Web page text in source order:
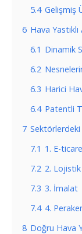
5.4 Gelişmiş
6 Hava
6.1 Dinamik
6.2
6.3 Harici
6.4 Patentli
7
7.1 1. E-
7.2 2. Lojistik
7.3 3. İmalat
7.4 4.
8 Doğru Hava